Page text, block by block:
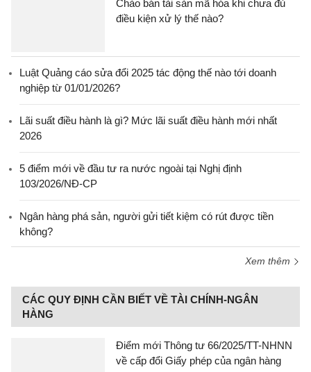
Chào bán tài sản mã hóa khi chưa đủ
điều kiện xử lý thế nào?
Luật Quảng cáo sửa đổi 2025 tác động thế nào tới doanh
nghiệp từ 01/01/2026?
Lãi suất điều hành là gì? Mức lãi suất điều hành mới nhất
2026
5 điểm mới về đầu tư ra nước ngoài tại Nghị định
103/2026/NĐ-CP
Ngân hàng phá sản, người gửi tiết kiệm có rút được tiền
không?
Xem thêm
CÁC QUY ĐỊNH CẦN BIẾT VỀ TÀI CHÍNH-NGÂN
HÀNG
Điểm mới Thông tư 66/2025/TT-NHNN
về cấp đổi Giấy phép của ngân hàng